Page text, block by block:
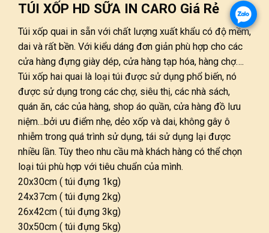
TÚI XỐP HD SỮA IN CARO Giá Rẻ
Túi xốp quai in sẵn với chất lượng xuất khẩu có độ mềm,
dai và rất bền. Với kiểu dáng đơn giản phù hợp cho các
cửa hàng đựng giày dép, cửa hàng tạp hóa, hàng chợ….
Túi xốp hai quai là loại túi được sử dụng phổ biến, nó
được sử dụng trong các chợ, siêu thị, các nhà sách,
quán ăn, các của hàng, shop áo quần, cửa hàng đồ lưu
niệm…bởi ưu điểm nhẹ, dẻo xốp và dai, không gây ô
nhiễm trong quá trình sử dụng, tái sử dụng lại được
nhiều lần. Tùy theo nhu cầu mà khách hàng có thể chọn
loại túi phù hợp với tiêu chuẩn của mình.
20x30cm ( túi đựng 1kg)
24x37cm ( túi đựng 2kg)
26x42cm ( túi đựng 3kg)
30x50cm ( túi đựng 5kg)